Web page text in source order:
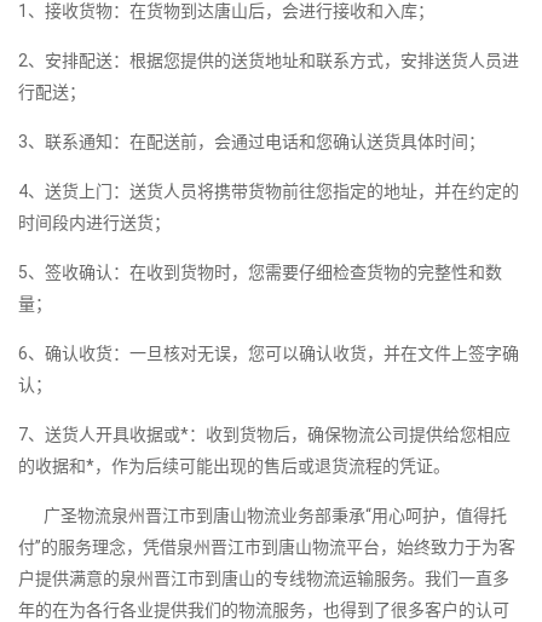
1、接收货物：在货物到达唐山后，会进行接收和入库；
2、安排配送：根据您提供的送货地址和联系方式，安排送货人员进
行配送；
3、联系通知：在配送前，会通过电话和您确认送货具体时间；
4、送货上门：送货人员将携带货物前往您指定的地址，并在约定的
时间段内进行送货；
5、签收确认：在收到货物时，您需要仔细检查货物的完整性和数
量；
6、确认收货：一旦核对无误，您可以确认收货，并在文件上签字确
认；
7、送货人开具收据或*：收到货物后，确保物流公司提供给您相应
的收据和*，作为后续可能出现的售后或退货流程的凭证。
广圣物流泉州晋江市到唐山物流业务部秉承“用心呵护，值得托
付”的服务理念，凭借泉州晋江市到唐山物流平台，始终致力于为客
户提供满意的泉州晋江市到唐山的专线物流运输服务。我们一直多
年的在为各行各业提供我们的物流服务，也得到了很多客户的认可